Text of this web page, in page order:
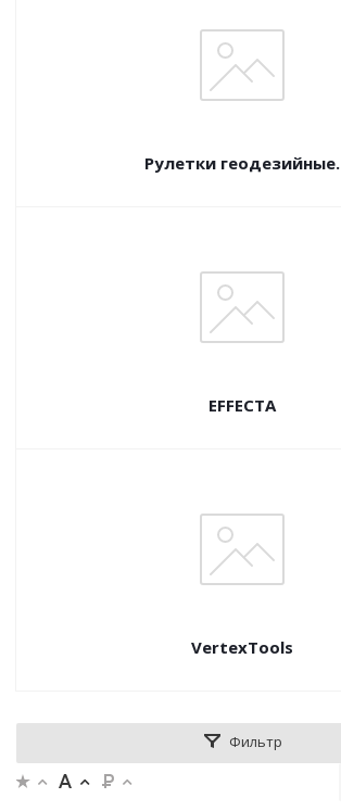
Рулетки геодезийные.
EFFECTA
VertexTools
Фильтр